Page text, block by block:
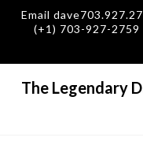
Email
(+1) 703-927-2759
The Legendary